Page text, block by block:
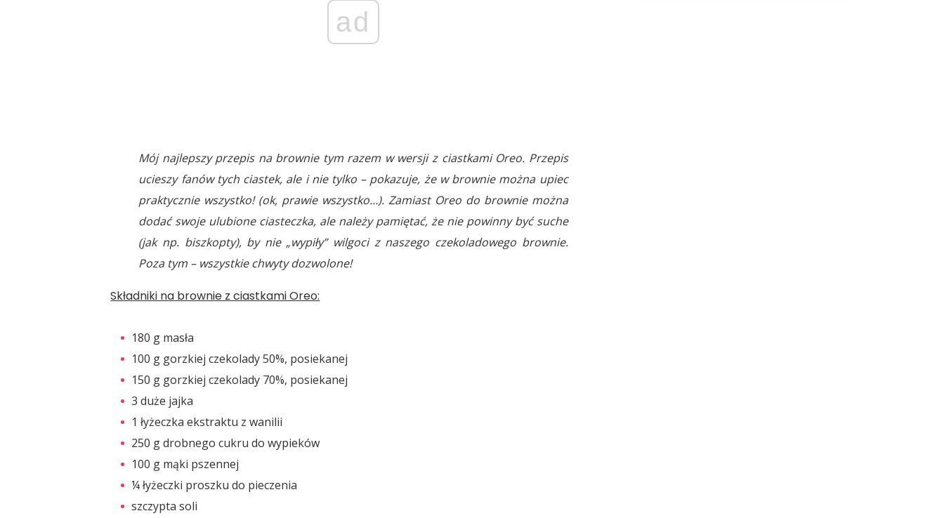
ad
Mój najlepszy przepis na brownie tym razem w wersji z ciastkami Oreo. Przepis
ucieszy fanów tych ciastek, ale i nie tylko – pokazuje, że w brownie można upiec
praktycznie wszystko! (ok, prawie wszystko…). Zamiast Oreo do brownie można
dodać swoje ulubione ciasteczka, ale należy pamiętać, że nie powinny być suche
(jak np. biszkopty), by nie „wypiły” wilgoci z naszego czekoladowego brownie.
Poza tym – wszystkie chwyty dozwolone!
Składniki na brownie z ciastkami Oreo:
180 g masła
100 g gorzkiej czekolady 50%, posiekanej
150 g gorzkiej czekolady 70%, posiekanej
3 duże jajka
1 łyżeczka ekstraktu z wanilii
250 g drobnego cukru do wypieków
100 g mąki pszennej
¼ łyżeczki proszku do pieczenia
szczypta soli